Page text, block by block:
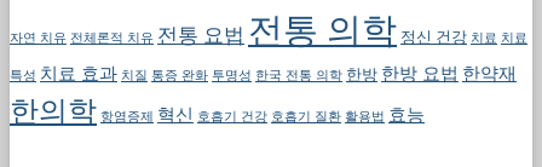
자연 치유 전체론적 치유 전통 요법 전통 의학 정신 건강 치료 치료
특성 치료 효과 치질 통증 완화 투명성 한국 전통 의학 한방 한방 요법 한약재
한의학 항염증제 혁신 호흡기 건강 호흡기 질환 활용법 효능